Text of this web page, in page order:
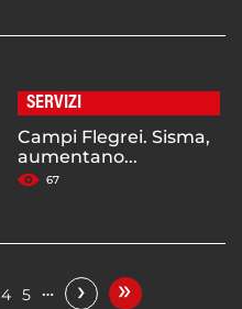
SERVIZI
Campi Flegrei. Sisma,
aumentano...
67
4 5 … › »